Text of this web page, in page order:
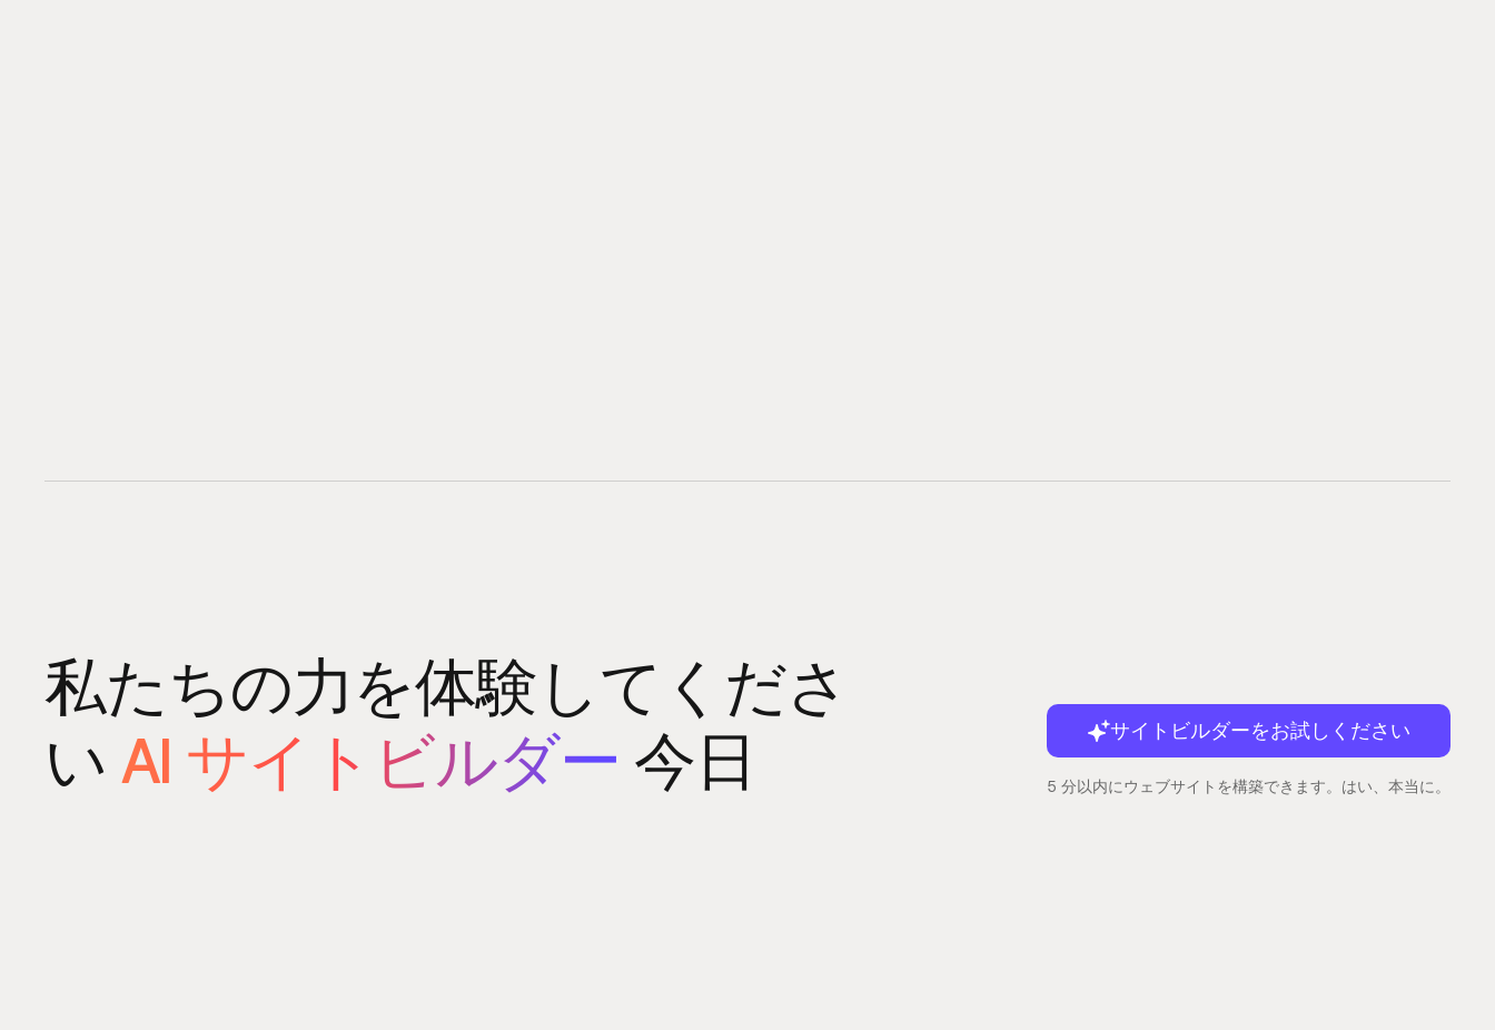
私たちの力を体験してくださ
い AI サイトビルダー 今日 サイトビルダーをお試しください
5 分以内にウェブサイトを構築できます。はい、本当に。